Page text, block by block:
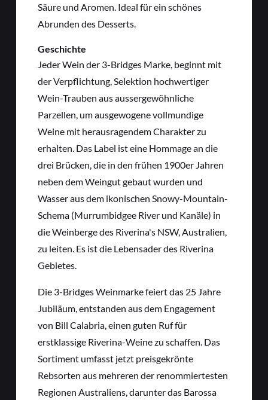
Säure und Aromen. Ideal für ein schönes
Abrunden des Desserts.
Geschichte
Jeder Wein der 3-Bridges Marke, beginnt mit
der Verpflichtung, Selektion hochwertiger
Wein-Trauben aus aussergewöhnliche
Parzellen, um ausgewogene vollmundige
Weine mit herausragendem Charakter zu
erhalten. Das Label ist eine Hommage an die
drei Brücken, die in den frühen 1900er Jahren
neben dem Weingut gebaut wurden und
Wasser aus dem ikonischen Snowy-Mountain-
Schema (Murrumbidgee River und Kanäle) in
die Weinberge des Riverina's NSW, Australien,
zu leiten.‎ Es ist die Lebensader des Riverina
Gebietes.
Die 3-Bridges Weinmarke feiert das 25 Jahre
Jubiläum, entstanden aus dem Engagement
von Bill Calabria, einen guten Ruf für
erstklassige Riverina-Weine zu schaffen. Das
Sortiment umfasst jetzt preisgekrönte
Rebsorten aus mehreren der renommiertesten
Regionen Australiens, darunter das Barossa